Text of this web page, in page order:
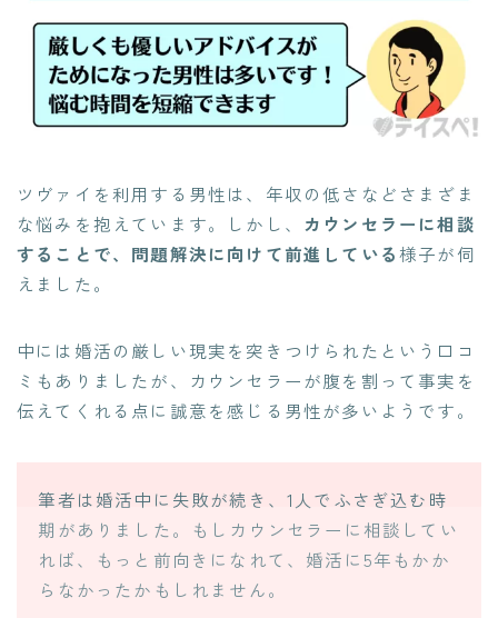
ツヴァイを利用する男性は、年収の低さなどさまざま
な悩みを抱えています。しかし、 カウンセラーに相談
することで、問題解決に向けて前進している様子が伺
えました。
中には婚活の厳しい現実を突きつけられたという口コ
ミもありましたが、カウンセラーが腹を割って事実を
伝えてくれる点に誠意を感じる男性が多いようです。
筆者は婚活中に失敗が続き、1人でふさぎ込む時
期がありました。もしカウンセラーに相談してい
れば、もっと前向きになれて、婚活に5年もかか
らなかったかもしれません。